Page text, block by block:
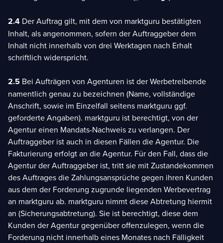
2.4 Der Auftrag gilt, mit dem von marktguru bestätigten
Inhalt, als angenommen, sofern der Auftraggeber dem
Inhalt nicht innerhalb von drei Werktagen nach Erhalt
schriftlich widerspricht.
2.5 Bei Aufträgen von Agenturen ist der Werbetreibende
namentlich genau zu bezeichnen (Name, vollständige
Anschrift, sowie im Einzelfall seitens marktguru ggf.
geforderte Angaben). marktguru ist berechtigt, von der
Agentur einen Mandats-Nachweis zu verlangen. Der
Auftraggeber ist auch in diesen Fällen die Agentur. Die
Fakturierung erfolgt an die Agentur. Für den Fall, dass die
Agentur der Auftraggeber ist, tritt sie mit Zustandekommen
des Auftrages die Zahlungsansprüche gegen ihren Kunden
aus dem der Forderung zugrunde liegenden Werbevertrag
an marktguru ab. marktguru nimmt diese Abtretung hiermit
an (Sicherungsabtretung). Sie ist berechtigt, diese dem
Kunden der Agentur gegenüber offenzulegen, wenn die
Forderung nicht innerhalb eines Monates nach Fälligkeit